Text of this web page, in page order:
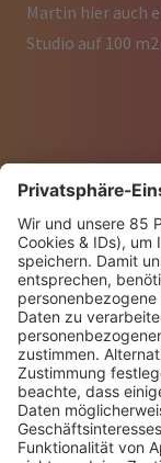
Martin hier auch
Studio auf 100
KLING
19:00 UHR
Jeden Sonntag
lang Musik von
ist hauptsächlich
aktiv, tourt von
Südamerika und
Reisen bringt er
Mixe mit, ebenso